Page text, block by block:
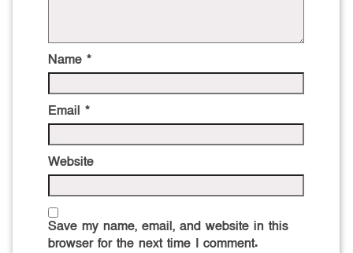
Name *
Email *
Website
Save my name, email, and website in this
browser for the next time I comment.